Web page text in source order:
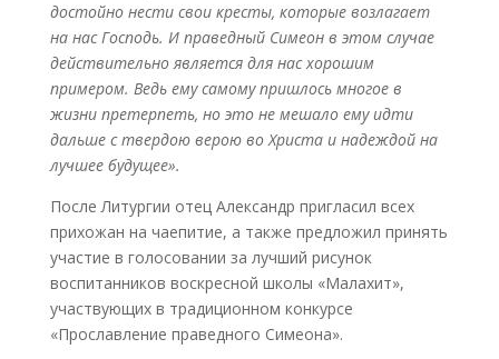
достойно нести свои кресты, которые возлагает
на нас Господь. И праведный Симеон в этом случае
действительно является для нас хорошим
примером. Ведь ему самому пришлось многое в
жизни претерпеть, но это не мешало ему идти
дальше с твердою верою во Христа и надеждой на
лучшее будущее».
После Литургии отец Александр пригласил всех
прихожан на чаепитие, а также предложил принять
участие в голосовании за лучший рисунок
воспитанников воскресной школы «Малахит»,
участвующих в традиционном конкурсе
«Прославление праведного Симеона».